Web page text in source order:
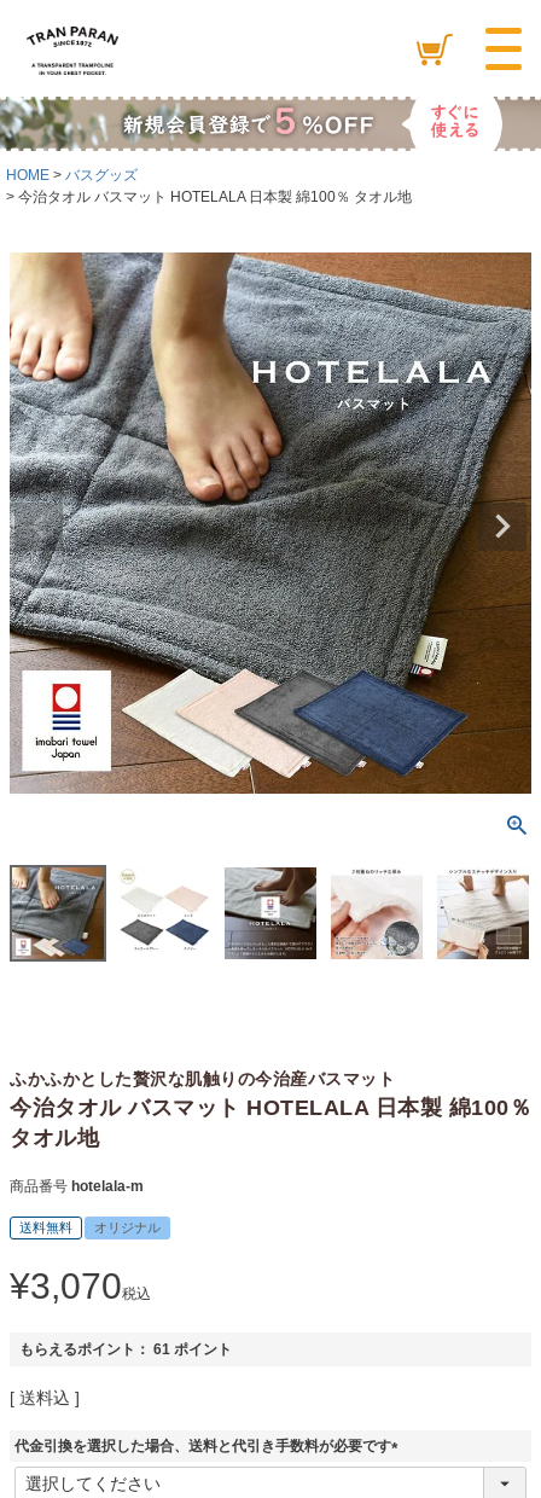
HOME
バスグッズ
今治タオル バスマット HOTELALA 日本製 綿100％ タオル地
ふかふかとした贅沢な肌触りの今治産バスマット
今治タオル バスマット HOTELALA 日本製 綿100％
タオル地
商品番号 hotelala-m
送料無料 オリジナル
¥3,070税込
もらえるポイント： 61 ポイント
送料込
代金引換を選択した場合、送料と代引き手数料が必要です
(